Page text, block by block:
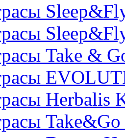
Take &
Herbalis
Take&Go